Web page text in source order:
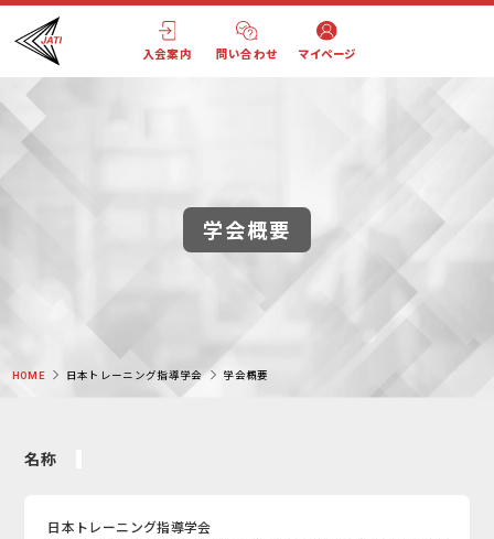
入会案内 問い合わせ マイページ
学会概要
HOME 日本トレーニング指導学会 学会概要
名称
日本トレーニング指導学会